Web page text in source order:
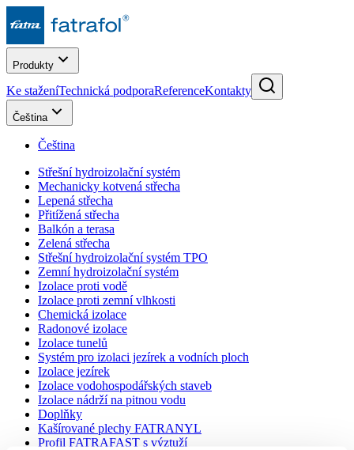
Produkty
Ke staženíTechnická podporaReferenceKontakty
Čeština
Čeština
Střešní hydroizolační systém
Mechanicky kotvená střecha
Lepená střecha
Přitížená střecha
Balkón a terasa
Zelená střecha
Střešní hydroizolační systém TPO
Zemní hydroizolační systém
Izolace proti vodě
Izolace proti zemní vlhkosti
Chemická izolace
Radonové izolace
Izolace tunelů
Systém pro izolaci jezírek a vodních ploch
Izolace jezírek
Izolace vodohospodářských staveb
Izolace nádrží na pitnou vodu
Doplňky
Kašírované plechy FATRANYL
Profil FATRAFAST s výztuží